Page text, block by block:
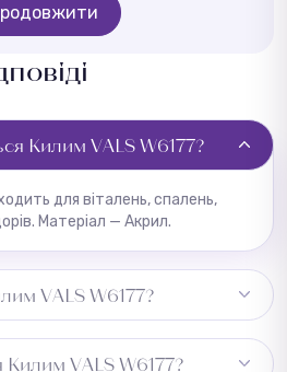
Килим VALS W6177?
для віталень, спалень,
Матеріал — Акрил.
VALS W6177?
Килим VALS W6177?